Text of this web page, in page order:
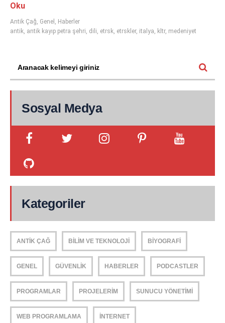
Oku
Antik Çağ, Genel , Haberler
antik, antik kayıp petra şehri, dili, etrsk, etrskler, italya, kltr, medeniyet
Sosyal Medya
Kategoriler
ANTIK ÇAĞ BILIM VE TEKNOLOJI BIYOGRAFI
GENEL GÜVENLIK HABERLER PODCASTLER
PROGRAMLAR PROJELERIM SUNUCU YÖNETIMI
WEB PROGRAMLAMA İNTERNET